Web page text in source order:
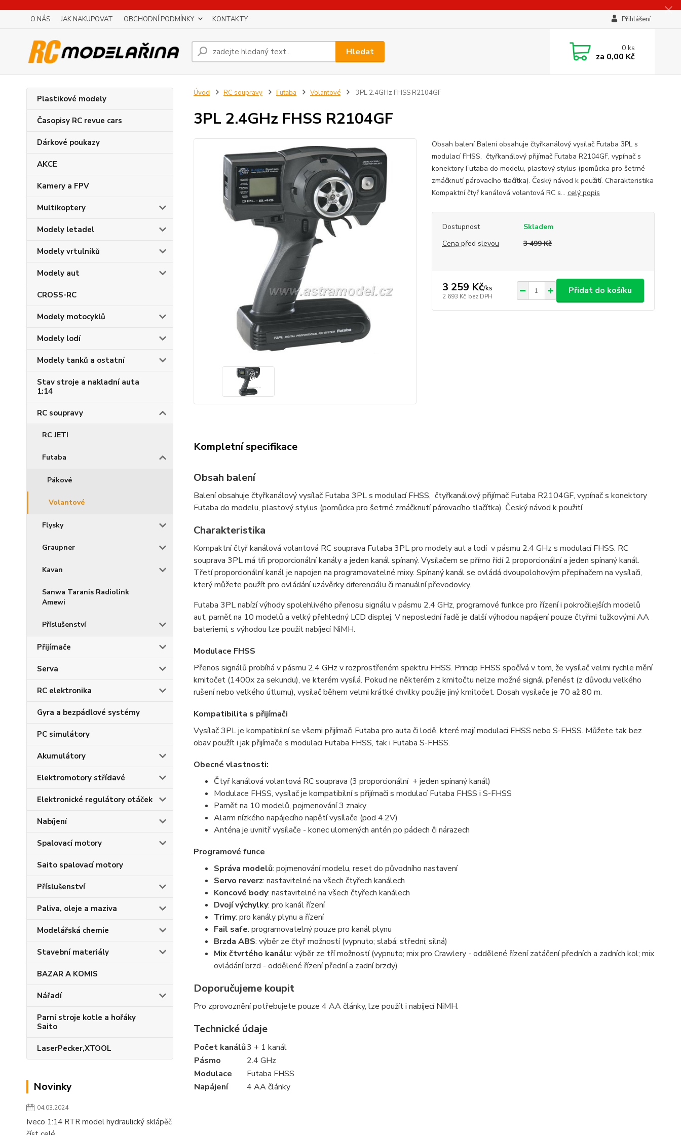
O NÁS JAK NAKUPOVAT OBCHODNÍ PODMÍNKY KONTAKTY Přihlášení
Hledat 0ks
za 0,00 Kč
Plastikové modely
Časopisy RC revue cars
Dárkové poukazy
AKCE
Kamery a FPV
Multikoptery
Modely letadel
Modely vrtulníků
Modely aut
CROSS-RC
Modely motocyklů
Modely lodí
Modely tanků a ostatní
Stav stroje a nakladní auta
1:14
RC soupravy
RC JETI
Futaba
Pákové
Volantové
Flysky
Graupner
Kavan
Sanwa Taranis Radiolink
Amewi
Příslušenství
Přijímače
Serva
RC elektronika
Gyra a bezpádlové systémy
PC simulátory
Akumulátory
Elektromotory střídavé
Elektronické regulátory otáček
Nabíjení
Spalovací motory
Saito spalovací motory
Příslušenství
Paliva, oleje a maziva
Modelářská chemie
Stavební materiály
BAZAR A KOMIS
Nářadí
Parní stroje kotle a hořáky
Saito
LaserPecker,XTOOL
Novinky
04.03.2024
Iveco 1:14 RTR model hydraulický sklápěč
Úvod RC soupravy Futaba Volantové 3PL 2.4GHz FHSS R2104GF
3PL 2.4GHz FHSS R2104GF
Obsah balení Balení obsahuje čtyřkanálový vysílač Futaba 3PL s
modulací FHSS, čtyřkanálový přijímač Futaba R2104GF, vypínač s
konektory Futaba do modelu, plastový stylus (pomůcka pro šetrné
zmáčknutí párovacího tlačítka). Český návod k použití. Charakteristika
Kompaktní čtyř kanálová volantová RC s... celý popis
Dostupnost
Skladem
Cena před slevou
3 499 Kč
3 259 Kč/ks
2 693 Kč bez DPH
Přidat do košíku
Kompletní specifikace
Obsah balení
Balení obsahuje čtyřkanálový vysílač Futaba 3PL s modulací FHSS, čtyřkanálový přijímač Futaba R2104GF, vypínač s konektory
Futaba do modelu, plastový stylus (pomůcka pro šetrné zmáčknutí párovacího tlačítka). Český návod k použití.
Charakteristika
Kompaktní čtyř kanálová volantová RC souprava Futaba 3PL pro modely aut a lodí v pásmu 2.4 GHz s modulací FHSS. RC
souprava 3PL má tři proporcionální kanály a jeden kanál spínaný. Vysílačem se přímo řídí 2 proporcionální a jeden spínaný kanál.
Třetí proporcionální kanál je napojen na programovatelné mixy. Spínaný kanál se ovládá dvoupolohovým přepínačem na vysílači,
který můžete použít pro ovládání uzávěrky diferenciálu či manuální převodovky.
Futaba 3PL nabízí výhody spolehlivého přenosu signálu v pásmu 2.4 GHz, programové funkce pro řízení i pokročilejších modelů
aut, paměť na 10 modelů a velký přehledný LCD displej. V neposlední řadě je další výhodou napájení pouze čtyřmi tužkovými AA
bateriemi, s výhodou lze použít nabíjecí NiMH.
Modulace FHSS
Přenos signálů probíhá v pásmu 2.4 GHz v rozprostřeném spektru FHSS. Princip FHSS spočívá v tom, že vysílač velmi rychle mění
kmitočet (1400x za sekundu), ve kterém vysílá. Pokud ne některém z kmitočtu nelze možné signál přenést (z důvodu velkého
rušení nebo velkého útlumu), vysílač během velmi krátké chvilky použije jiný kmitočet. Dosah vysílače je 70 až 80 m.
Kompatibilita s přijímači
Vysílač 3PL je kompatibilní se všemi přijímači Futaba pro auta či lodě, které mají modulaci FHSS nebo S-FHSS. Můžete tak bez
obav použít i jak přijímače s modulaci Futaba FHSS, tak i Futaba S-FHSS.
Obecné vlastnosti:
Čtyř kanálová volantová RC souprava (3 proporcionální + jeden spínaný kanál)
Modulace FHSS, vysílač je kompatibilní s přijímači s modulací Futaba FHSS i S-FHSS
Paměť na 10 modelů, pojmenování 3 znaky
Alarm nízkého napájecího napětí vysílače (pod 4.2V)
Anténa je uvnitř vysílače - konec ulomených antén po pádech či nárazech
Programové funce
Správa modelů: pojmenování modelu, reset do původního nastavení
Servo reverz: nastavitelné na všech čtyřech kanálech
Koncové body: nastavitelné na všech čtyřech kanálech
Dvojí výchylky: pro kanál řízení
Trimy: pro kanály plynu a řízení
Fail safe: programovatelný pouze pro kanál plynu
Brzda ABS: výběr ze čtyř možností (vypnuto; slabá; střední; silná)
Mix čtvrtého kanálu: výběr ze tří možností (vypnuto; mix pro Crawlery - oddělené řízení zatáčení předních a zadních kol; mix
ovládání brzd - oddělené řízení přední a zadní brzdy)
Doporučujeme koupit
Pro zprovoznění potřebujete pouze 4 AA články, lze použít i nabíjecí NiMH.
Technické údaje
Počet kanálů3 + 1 kanál
Pásmo
2.4 GHz
Modulace
Futaba FHSS
Napájení
4 AA články